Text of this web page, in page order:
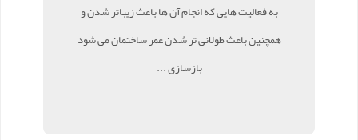
به فعالیت هایی که انجام آن ها باعث زیباتر شدن و
همچنین باعث طولانی تر شدن عمر ساختمان می شود
بازسازی ...